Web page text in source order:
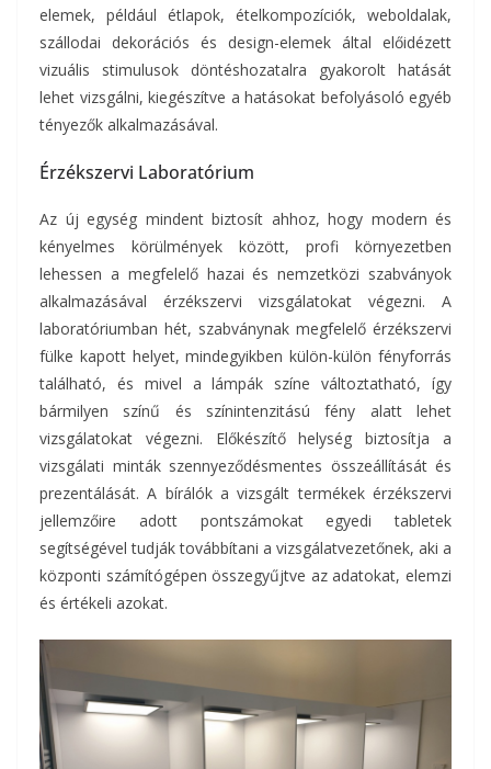
elemek, például étlapok, ételkompozíciók, weboldalak,
szállodai dekorációs és design-elemek által előidézett
vizuális stimulusok döntéshozatalra gyakorolt hatását
lehet vizsgálni, kiegészítve a hatásokat befolyásoló egyéb
tényezők alkalmazásával.
Érzékszervi Laboratórium
Az új egység mindent biztosít ahhoz, hogy modern és
kényelmes körülmények között, profi környezetben
lehessen a megfelelő hazai és nemzetközi szabványok
alkalmazásával érzékszervi vizsgálatokat végezni. A
laboratóriumban hét, szabványnak megfelelő érzékszervi
fülke kapott helyet, mindegyikben külön-külön fényforrás
található, és mivel a lámpák színe változtatható, így
bármilyen színű és színintenzitású fény alatt lehet
vizsgálatokat végezni. Előkészítő helység biztosítja a
vizsgálati minták szennyeződésmentes összeállítását és
prezentálását. A bírálók a vizsgált termékek érzékszervi
jellemzőire adott pontszámokat egyedi tabletek
segítségével tudják továbbítani a vizsgálatvezetőnek, aki a
központi számítógépen összegyűjtve az adatokat, elemzi
és értékeli azokat.